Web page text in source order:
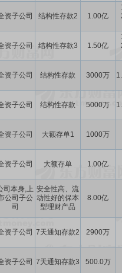
资子公司 结构性存款2 1.00亿
资子公司 结构性存款3 1.50亿
资子公司 结构性存款 3000万
资子公司 结构性存款 5000万
资子公司 大额存单1 1000万
资子公司 大额存单 1.00亿
司本身,上
公司子公
司
安全性高、流
动性好的保本
型理财产品
8.00亿
资子公司 7天通知存款2 2900万
资子公司 7天通知存款3 500.0万